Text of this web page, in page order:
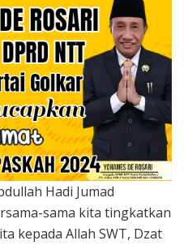
Hadi Jumad
sama kita tingkatkan
kepada Allah SWT, Dzat